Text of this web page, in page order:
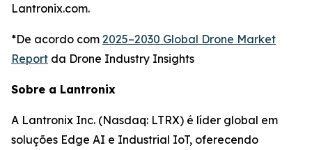
Lantronix.com.
*De acordo com 2025–2030 Global Drone Market
Report da Drone Industry Insights
Sobre a Lantronix
A Lantronix Inc. (Nasdaq: LTRX) é líder global em
soluções Edge AI e Industrial IoT, oferecendo